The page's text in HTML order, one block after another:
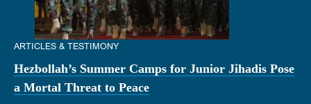
ARTICLES & TESTIMONY
Hezbollah’s Summer Camps for Junior Jihadis Pose
a Mortal Threat to Peace